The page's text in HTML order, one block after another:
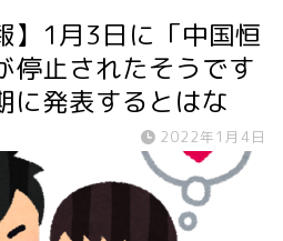
】1月3日に「中国恒
停止されたそうです
に発表するとはな
2022年1月4日